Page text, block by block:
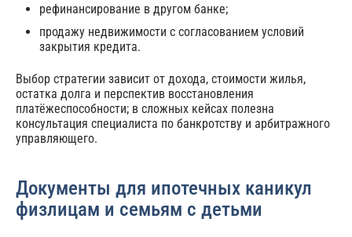
рефинансирование в другом банке;
продажу недвижимости с согласованием условий
закрытия кредита.
Выбор стратегии зависит от дохода, стоимости жилья,
остатка долга и перспектив восстановления
платёжеспособности; в сложных кейсах полезна
консультация специалиста по банкротству и арбитражного
управляющего.
Документы для ипотечных каникул
физлицам и семьям с детьми